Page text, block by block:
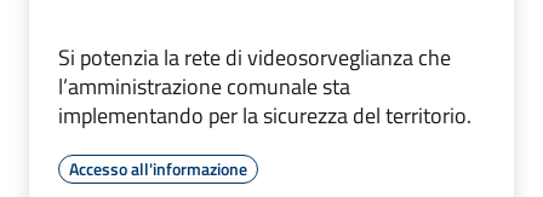
Si potenzia la rete di videosorveglianza che
l’amministrazione comunale sta
implementando per la sicurezza del territorio.
Accesso all'informazione